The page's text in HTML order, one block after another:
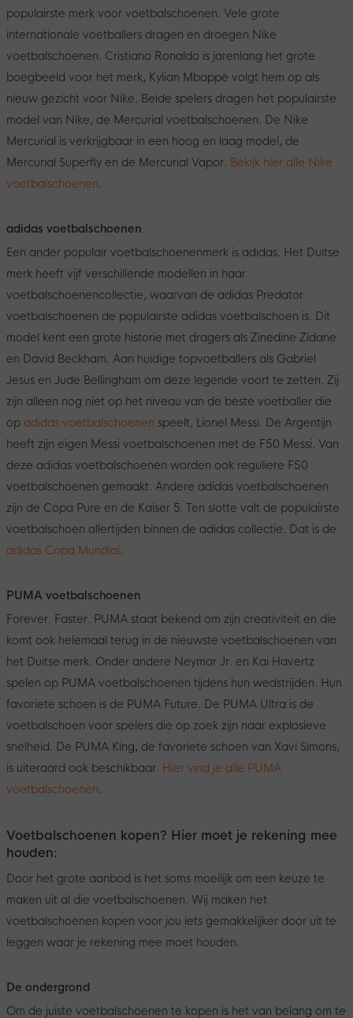
populairste merk voor voetbalschoenen. Vele grote
internationale voetballers dragen en droegen Nike
voetbalschoenen. Cristiano Ronaldo is jarenlang het grote
boegbeeld voor het merk, Kylian Mbappé volgt hem op als
nieuw gezicht voor Nike. Beide spelers dragen het populairste
model van Nike, de Mercurial voetbalschoenen. De Nike
Mercurial is verkrijgbaar in een hoog en laag model, de
Mercurial Superfly en de Mercurial Vapor. Bekijk hier alle Nike
voetbalschoenen.
adidas voetbalschoenen
Een ander populair voetbalschoenenmerk is adidas. Het Duitse
merk heeft vijf verschillende modellen in haar
voetbalschoenencollectie, waarvan de adidas Predator
voetbalschoenen de populairste adidas voetbalschoen is. Dit
model kent een grote historie met dragers als Zinedine Zidane
en David Beckham. Aan huidige topvoetballers als Gabriel
Jesus en Jude Bellingham om deze legende voort te zetten. Zij
zijn alleen nog niet op het niveau van de beste voetballer die
op adidas voetbalschoenen speelt, Lionel Messi. De Argentijn
heeft zijn eigen Messi voetbalschoenen met de F50 Messi. Van
deze adidas voetbalschoenen worden ook reguliere F50
voetbalschoenen gemaakt. Andere adidas voetbalschoenen
zijn de Copa Pure en de Kaiser 5. Ten slotte valt de populairste
voetbalschoen allertijden binnen de adidas collectie. Dat is de
adidas Copa Mundial.
PUMA voetbalschoenen
Forever. Faster. PUMA staat bekend om zijn creativiteit en die
komt ook helemaal terug in de nieuwste voetbalschoenen van
het Duitse merk. Onder andere Neymar Jr. en Kai Havertz
spelen op PUMA voetbalschoenen tijdens hun wedstrijden. Hun
favoriete schoen is de PUMA Future. De PUMA Ultra is de
voetbalschoen voor spelers die op zoek zijn naar explosieve
snelheid. De PUMA King, de favoriete schoen van Xavi Simons,
is uiteraard ook beschikbaar. Hier vind je alle PUMA
voetbalschoenen.
Voetbalschoenen kopen? Hier moet je rekening mee
houden:
Door het grote aanbod is het soms moeilijk om een keuze te
maken uit al die voetbalschoenen. Wij maken het
voetbalschoenen kopen voor jou iets gemakkelijker door uit te
leggen waar je rekening mee moet houden.
De ondergrond
Om de juiste voetbalschoenen te kopen is het van belang om te